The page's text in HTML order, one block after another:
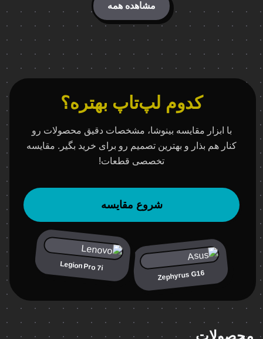
مشاهده همه
کدوم لپ‌تاپ بهتره؟
با ابزار مقایسه بینوشا، مشخصات دقیق محصولات رو
کنار هم بذار و بهترین تصمیم رو برای خرید بگیر. مقایسه
تخصصی قطعات!
شروع مقایسه
Zephyrus G16
Legion Pro 7i
محصولات